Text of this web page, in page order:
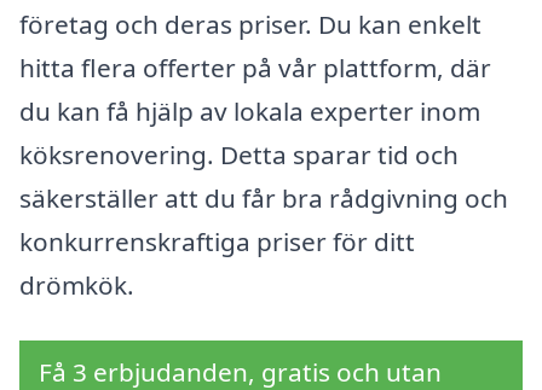
företag och deras priser. Du kan enkelt
hitta flera offerter på vår plattform, där
du kan få hjälp av lokala experter inom
köksrenovering. Detta sparar tid och
säkerställer att du får bra rådgivning och
konkurrenskraftiga priser för ditt
drömkök.
Få 3 erbjudanden, gratis och utan